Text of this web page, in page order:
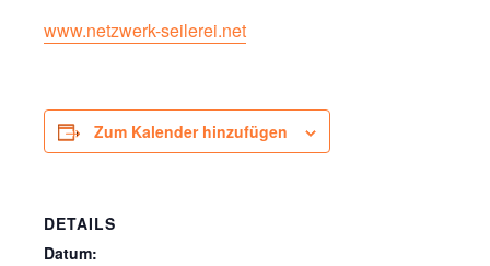
www.netzwerk-seilerei.net
Zum Kalender hinzufügen
DETAILS
Datum: